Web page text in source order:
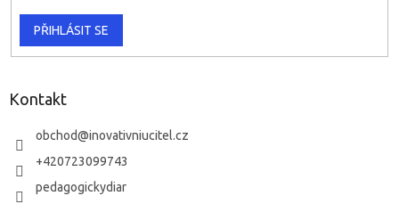
PŘIHLÁSIT SE
Kontakt
obchod@inovativniucitel.cz
+420723099743
pedagogickydiar